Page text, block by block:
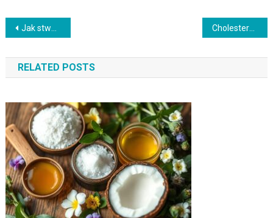
Nawigacja
wpisu
Jak stworzyć skuteczny plan pielęgnacyjny włosów i cieszyć się zdrowiem? Cholesterol w kosmetykach: jak działa na różne typy skóry i czego unikać w pielęgnacji
RELATED POSTS